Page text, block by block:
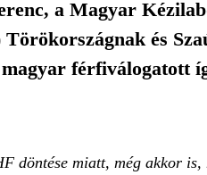
a Magyar
és
férfiválogatott
döntése miatt, még akkor